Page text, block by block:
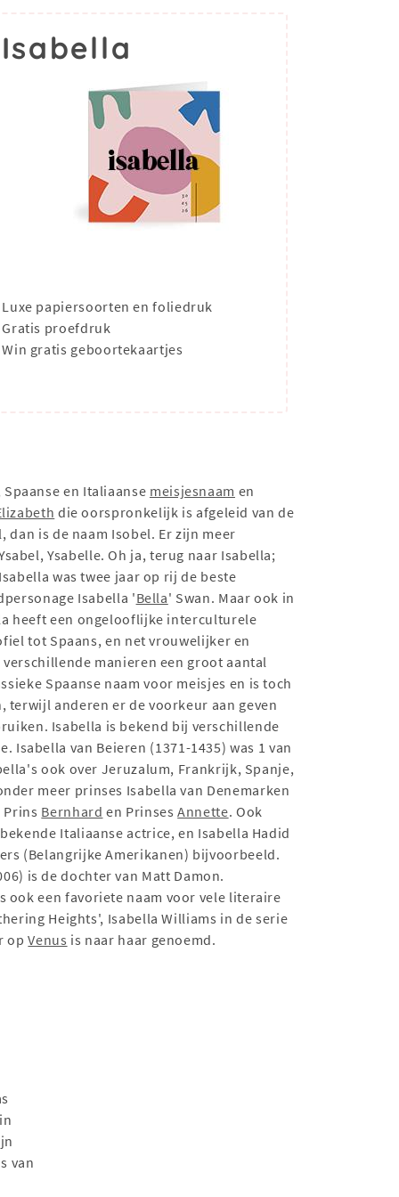
Luxe papiersoorten en foliedruk
Gratis proefdruk
Win gratis geboortekaartjes
en Italiaanse meisjesnaam en
die oorspronkelijk is afgeleid van de
dan is de naam Isobel. Er zijn meer
Ysabelle. Oh ja, terug naar Isabella;
was twee jaar op rij de beste
Isabella 'Bella' Swan. Maar ook in
heeft een ongelooflijke interculturele
tot Spaans, en net vrouwelijker en
manieren een groot aantal
Spaanse naam voor meisjes en is toch
anderen er de voorkeur aan geven
Isabella is bekend bij verschillende
van Beieren (1371-1435) was 1 van
ook over Jeruzalum, Frankrijk, Spanje,
meer prinses Isabella van Denemarken
Bernhard en PrinsesAnnette. Ook
Italiaanse actrice, en Isabella Hadid
(Belangrijke Amerikanen) bijvoorbeeld.
is de dochter van Matt Damon.
ook een favoriete naam voor vele literaire
Heights', Isabella Williams in de serie
opVenus is naar haar genoemd.
van